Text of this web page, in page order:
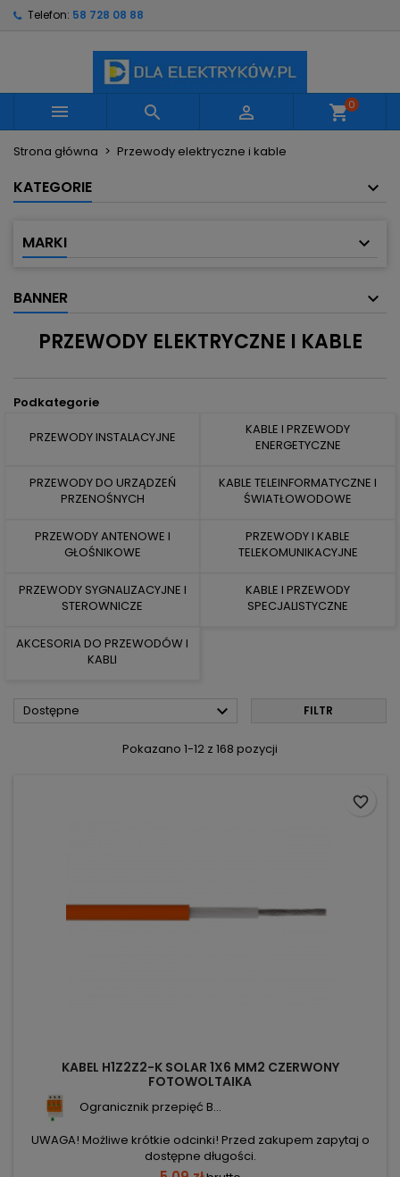
Telefon: 58 728 08 88
   shopping_cart0
Strona główna Przewody elektryczne i kable
KATEGORIE
MARKI
BANNER
PRZEWODY ELEKTRYCZNE I KABLE
Podkategorie
PRZEWODY INSTALACYJNE
KABLE I PRZEWODY
ENERGETYCZNE
PRZEWODY DO URZĄDZEŃ
PRZENOŚNYCH
KABLE TELEINFORMATYCZNE I
ŚWIATŁOWODOWE
PRZEWODY ANTENOWE I
GŁOŚNIKOWE
PRZEWODY I KABLE
TELEKOMUNIKACYJNE
PRZEWODY SYGNALIZACYJNE I
STEROWNICZE
KABLE I PRZEWODY
SPECJALISTYCZNE
AKCESORIA DO PRZEWODÓW I
KABLI
Dostępne  FILTR
Pokazano 1-12 z 168 pozycji
KABEL H1Z2Z2-K SOLAR 1X6 MM2 CZERWONY
FOTOWOLTAIKA
Ogranicznik przepięć B...
UWAGA! Możliwe krótkie odcinki! Przed zakupem zapytaj o
dostępne długości.
favorite_border
Utwórz nową listę
((confirmMessage))
Nazwa listy życzeń
Musisz być zalogowany by zapisać produkty na
swojej liście życzeń.
Anuluj